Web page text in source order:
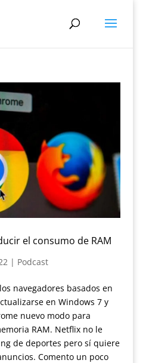
el consumo de RAM
| Podcast
navegadores basados en
en Windows 7 y
nuevo modo para
RAM. Netflix no le
de deportes pero sí quiere
Comento un poco